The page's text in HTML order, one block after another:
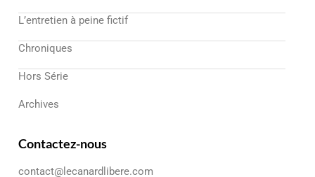
L’entretien à peine fictif
Chroniques
Hors Série
Archives
Contactez-nous
contact@lecanardlibere.com